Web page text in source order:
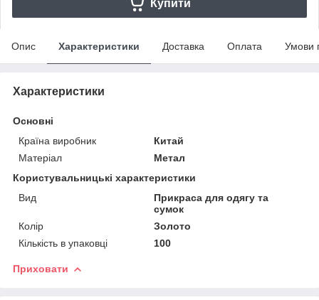
Купити
Опис Характеристики Доставка Оплата Умови
Характеристики
Основні
Країна виробник
Китай
Матеріал
Метал
Користувальницькі характеристики
Вид
Прикраса для одягу та
сумок
Колір
Золото
Кількість в упаковці
100
Приховати